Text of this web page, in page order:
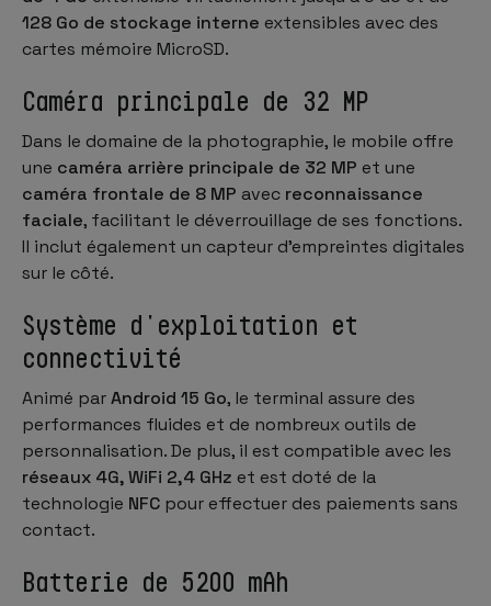
128 Go de stockage interne extensibles avec des
cartes mémoire MicroSD.
Caméra principale de 32 MP
Dans le domaine de la photographie, le mobile offre
une caméra arrière principale de 32 MP et une
caméra frontale de 8 MP avec reconnaissance
faciale, facilitant le déverrouillage de ses fonctions.
Il inclut également un capteur d'empreintes digitales
sur le côté.
Système d'exploitation et
connectivité
Animé parAndroid 15 Go, le terminal assure des
performances fluides et de nombreux outils de
personnalisation. De plus, il est compatible avec les
réseaux 4G, WiFi 2,4 GHz et est doté de la
technologie NFC pour effectuer des paiements sans
contact.
Batterie de 5200 mAh